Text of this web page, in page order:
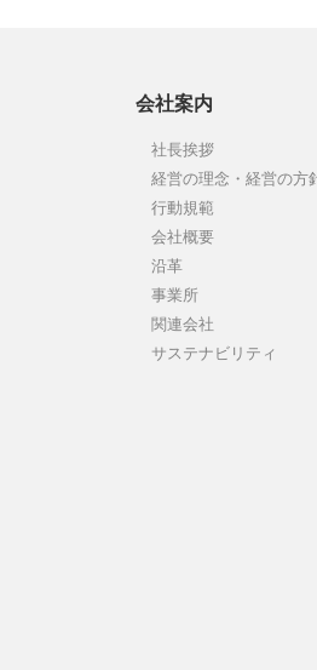
会社案内
社長挨拶
経営の理念・経営の方
行動規範
会社概要
沿革
事業所
関連会社
サステナビリティ